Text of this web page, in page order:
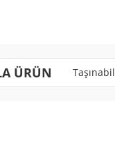
ÜRÜN Beyaz